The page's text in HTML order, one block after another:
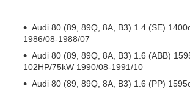
Audi 80 (89, 89Q, 8A, B3) 1.4 (SE)
1986/08-1988/07
Audi 80 (89, 89Q, 8A, B3) 1.6 (ABB)
102HP/75kW 1990/08-1991/10
Audi 80 (89, 89Q, 8A, B3) 1.6 (PP)